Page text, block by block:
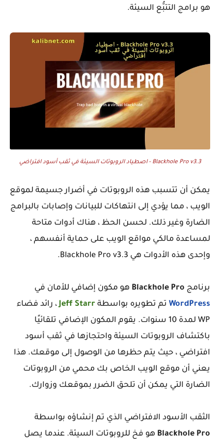
هو برامج التتبُّع السيئة.
Blackhole Pro v3.3 - اصطياد الروبوتات السيئة في ثقب أسود افتراضي
يمكن أن تتسبب هذه الروبوتات في أضرار جسيمة لموقع
الويب ، مما يؤدي إلى انتهاكات للبيانات وإصابات بالبرامج
الضارة وغير ذلك. لحسن الحظ ، هناك أدوات متاحة
لمساعدة مالكي مواقع الويب على حماية أنفسهم ،
وإحدى هذه الأدوات هي Blackhole Pro v3.3.
برنامج Blackhole Pro هو مكون إضافي للأمان في
WordPress تم تطويره بواسطة Jeff Starr، رائد فضاء
WP لمدة 10 سنوات. يقوم المكون الإضافي تلقائيًا
باكتشاف الروبوتات السيئة واحتجازها في ثقب أسود
افتراضي ، حيث يتم حظرها من الوصول إلى موقعك. هذا
يعني أن موقع الويب الخاص بك محمي من الروبوتات
الضارة التي يمكن أن تلحق الضرر بموقعك وزوارك.
الثقب الأسود الافتراضي الذي تم إنشاؤه بواسطة
Blackhole Pro هو فخ للروبوتات السيئة. عندما يصل